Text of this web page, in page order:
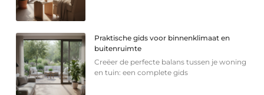
Praktische gids voor binnenklimaat en
buitenruimte
Creëer de perfecte balans tussen je woning
en tuin: een complete gids